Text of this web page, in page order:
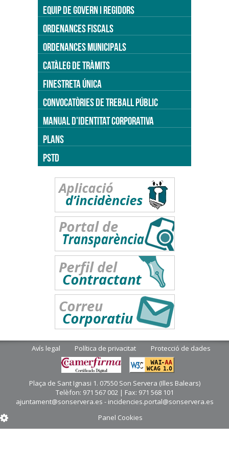
EQUIP DE GOVERN I REGIDORS
ORDENANCES FISCALS
ORDENANCES MUNICIPALS
CATÀLEG DE TRÀMITS
FINESTRETA ÚNICA
CONVOCATÒRIES DE TREBALL PÚBLIC
MANUAL D'IDENTITAT CORPORATIVA
PLANS
PSTD
Avís legal Política de privacitat Protecció de dades
Plaça de Sant Ignasi 1. 07550 Son Servera (Illes Balears)
Telèfon: 971 567 002 | Fax: 971 568 101
ajuntament@sonservera.es - incidencies.portal@sonservera.es
Panel Cookies